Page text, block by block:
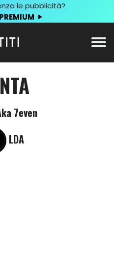
le pubblicità?
7even
LDA